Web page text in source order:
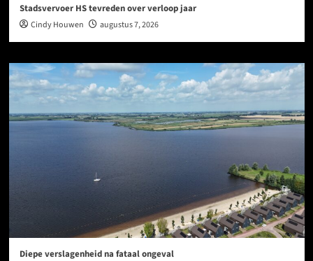
Stadsvervoer HS tevreden over verloop jaar
Cindy Houwen augustus 7, 2026
Diepe verslagenheid na fataal ongeval